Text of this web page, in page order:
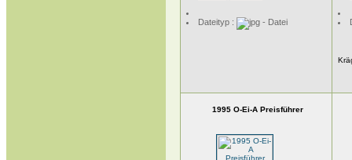
Dateityp :
1995 O-Ei-A Preisführer